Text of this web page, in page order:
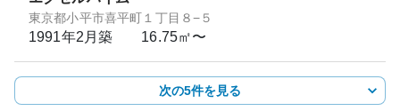
東京都小平市喜平町１丁目８−５
1991年2月築 16.75㎡〜
次の5件を見る